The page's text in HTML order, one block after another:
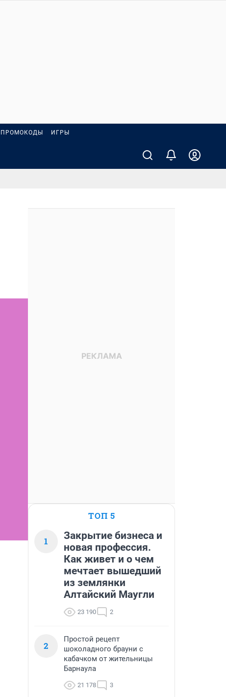
ПРОМОКОДЫ ИГРЫ
ТОП 5
1
Закрытие бизнеса и
новая профессия.
Как живет и о чем
мечтает вышедший
из землянки
Алтайский Маугли
23 190 2
2
Простой рецепт
шоколадного брауни с
кабачком от жительницы
Барнаула
21 178 3